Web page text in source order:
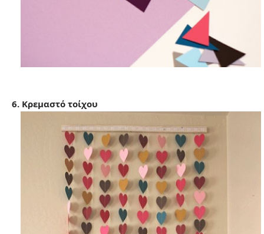
6. Κρεμαστό τοίχου